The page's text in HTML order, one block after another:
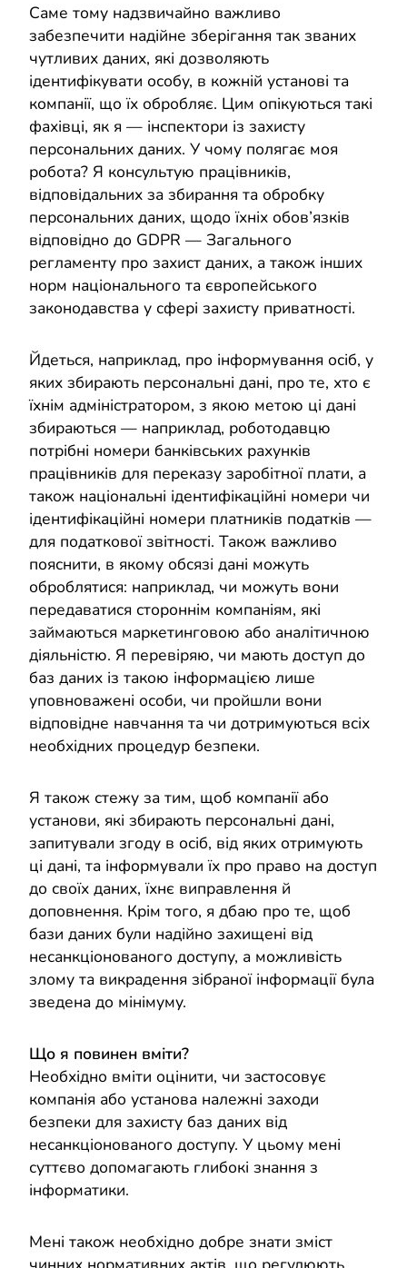
Саме тому надзвичайно важливо
забезпечити надійне зберігання так званих
чутливих даних, які дозволяють
ідентифікувати особу, в кожній установі та
компанії, що їх обробляє. Цим опікуються такі
фахівці, як я — інспектори із захисту
персональних даних. У чому полягає моя
робота? Я консультую працівників,
відповідальних за збирання та обробку
персональних даних, щодо їхніх обов’язків
відповідно до GDPR — Загального
регламенту про захист даних, а також інших
норм національного та європейського
законодавства у сфері захисту приватності.
Йдеться, наприклад, про інформування осіб, у
яких збирають персональні дані, про те, хто є
їхнім адміністратором, з якою метою ці дані
збираються — наприклад, роботодавцю
потрібні номери банківських рахунків
працівників для переказу заробітної плати, а
також національні ідентифікаційні номери чи
ідентифікаційні номери платників податків —
для податкової звітності. Також важливо
пояснити, в якому обсязі дані можуть
оброблятися: наприклад, чи можуть вони
передаватися стороннім компаніям, які
займаються маркетинговою або аналітичною
діяльністю. Я перевіряю, чи мають доступ до
баз даних із такою інформацією лише
уповноважені особи, чи пройшли вони
відповідне навчання та чи дотримуються всіх
необхідних процедур безпеки.
Я також стежу за тим, щоб компанії або
установи, які збирають персональні дані,
запитували згоду в осіб, від яких отримують
ці дані, та інформували їх про право на доступ
до своїх даних, їхнє виправлення й
доповнення. Крім того, я дбаю про те, щоб
бази даних були надійно захищені від
несанкціонованого доступу, а можливість
злому та викрадення зібраної інформації була
зведена до мінімуму.
Що я повинен вміти?
Необхідно вміти оцінити, чи застосовує
компанія або установа належні заходи
безпеки для захисту баз даних від
несанкціонованого доступу. У цьому мені
суттєво допомагають глибокі знання з
інформатики.
Мені також необхідно добре знати зміст